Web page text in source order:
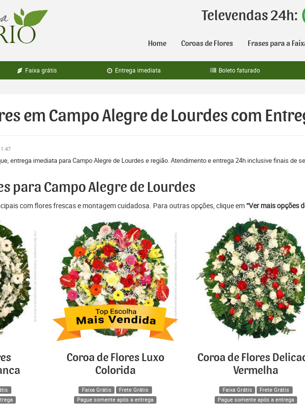
Televendas 24h:
Home Coroas de Flores Frases para a
Faixa grátis Entrega imediata Boleto faturado
em Campo Alegre de Lourdes com
entrega imediata para Campo Alegre de Lourdes e região. Atendimento e entrega 24h inclusive finais de
para Campo Alegre de Lourdes
com flores frescas e montagem cuidadosa. Para outras opções, clique em“Ver mais opções
Coroa de Flores Luxo
Colorida
Faixa Grátis
Frete Grátis
Pague somente após a entrega
Coroa de Flores
Vermelha
Faixa Grátis
Frete Grátis
Pague somente após a entrega